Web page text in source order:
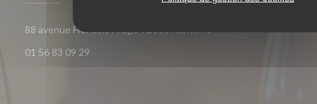
88 avenue Francois Arago 92000 Nanterre
01 56 83 09 29